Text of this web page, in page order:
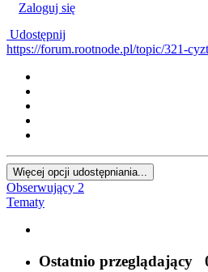
Zaloguj się
Udostępnij
https://forum.rootnode.pl/topic/321-
Więcej opcji udostępniania...
Obserwujący 2
Tematy
Ostatnio przeglądający